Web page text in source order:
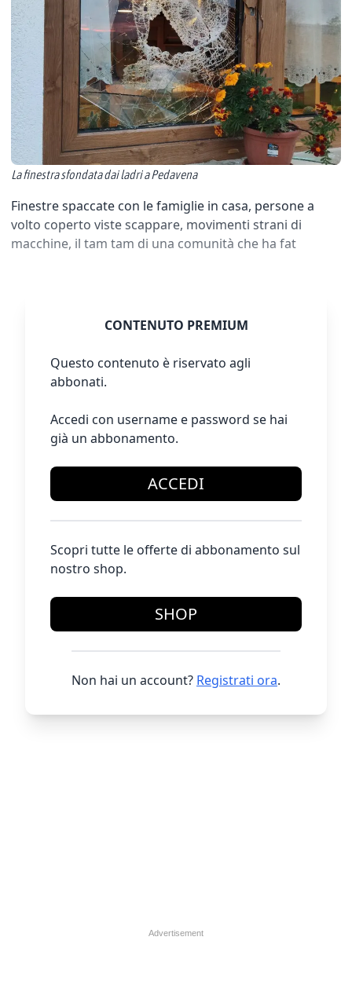
La finestra sfondata dai ladri a Pedavena
Finestre spaccate con le famiglie in casa, persone a
volto coperto viste scappare, movimenti strani di
macchine, il tam tam di una comunità che ha fat
CONTENUTO PREMIUM
Questo contenuto è riservato agli
abbonati.
Accedi con username e password se hai
già un abbonamento.
ACCEDI
Scopri tutte le offerte di abbonamento sul
nostro shop.
SHOP
Non hai un account? Registrati ora.